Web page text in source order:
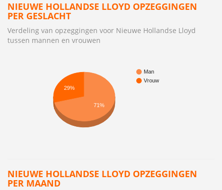
NIEUWE HOLLANDSE LLOYD OPZEGGINGEN
PER GESLACHT
Verdeling van opzeggingen voor Nieuwe Hollandse Lloyd
tussen mannen en vrouwen
Man
Vrouw
29%
71%
NIEUWE HOLLANDSE LLOYD OPZEGGINGEN
PER MAAND